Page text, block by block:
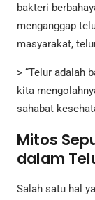
bakteri
menganggap
masyarakat,
> “Telur adalah
kita
sahabat
Mitos
dalam
Salah satu hal